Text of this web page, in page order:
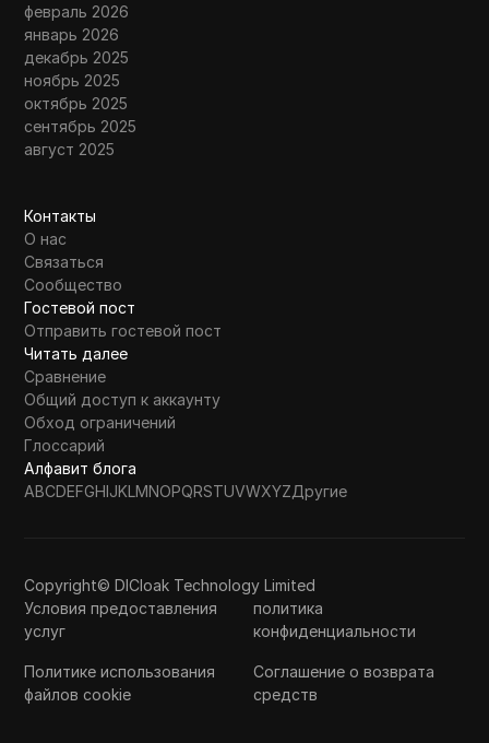
февраль 2026
январь 2026
декабрь 2025
ноябрь 2025
октябрь 2025
сентябрь 2025
август 2025
Контакты
О нас
Связаться
Сообщество
Гостевой пост
Отправить гостевой пост
Читать далее
Сравнение
Общий доступ к аккаунту
Обход ограничений
Глоссарий
Алфавит блога
ABCDEFGHIJKLMNOPQRSTUVWXYZДругие
Copyright© DICloak Technology Limited
Условия предоставления
услуг
политика
конфиденциальности
Политике использования
файлов cookie
Соглашение о возврата
средств